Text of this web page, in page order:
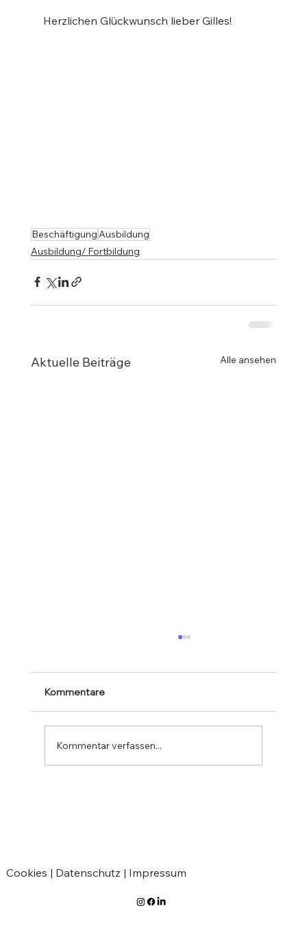
Herzlichen Glückwunsch lieber Gilles!
BeschäftigungAusbildung
Ausbildung/ Fortbildung
Aktuelle Beiträge Alle ansehen
Kommentare
Kommentar verfassen...
Cookies | Datenschutz | Impressum